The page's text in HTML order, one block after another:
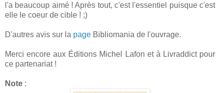
l'a beaucoup aimé ! Après tout, c'est l'essentiel puisque c'est
elle le coeur de cible ! ;)
D'autres avis sur la page Bibliomania de l'ouvrage.
Merci encore aux Éditions Michel Lafon et à Livraddict pour
ce partenariat !
Note :